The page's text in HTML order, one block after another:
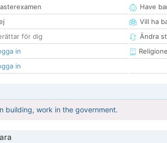
för dig
in
in
Have
Vill ha
Ändra
building, work in the government.